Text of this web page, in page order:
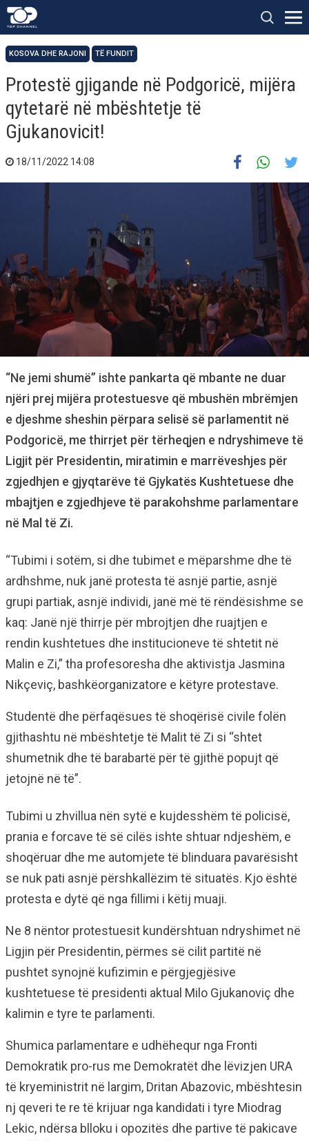
KOSOVA DHE RAJONI TË FUNDIT
Protestë gjigande në Podgoricë, mijëra
qytetarë në mbështetje të
Gjukanovicit!
18/11/2022 14:08
“Ne jemi shumë” ishte pankarta që mbante ne duar
njëri prej mijëra protestuesve që mbushën mbrëmjen
e djeshme sheshin përpara selisë së parlamentit në
Podgoricë, me thirrjet për tërheqjen e ndryshimeve të
Ligjit për Presidentin, miratimin e marrëveshjes për
zgjedhjen e gjyqtarëve të Gjykatës Kushtetuese dhe
mbajtjen e zgjedhjeve të parakohshme parlamentare
në Mal të Zi.
“Tubimi i sotëm, si dhe tubimet e mëparshme dhe të
ardhshme, nuk janë protesta të asnjë partie, asnjë
grupi partiak, asnjë individi, janë më të rëndësishme se
kaq: Janë një thirrje për mbrojtjen dhe ruajtjen e
rendin kushtetues dhe institucioneve të shtetit në
Malin e Zi,” tha profesoresha dhe aktivistja Jasmina
Nikçeviç, bashkëorganizatore e këtyre protestave.
Studentë dhe përfaqësues të shoqërisë civile folën
gjithashtu në mbështetje të Malit të Zi si “shtet
shumetnik dhe të barabartë për të gjithë popujt që
jetojnë në të”.
Tubimi u zhvillua nën sytë e kujdesshëm të policisë,
prania e forcave të së cilës ishte shtuar ndjeshëm, e
shoqëruar dhe me automjete të blinduara pavarësisht
se nuk pati asnjë përshkallëzim të situatës. Kjo është
protesta e dytë që nga fillimi i këtij muaji.
Ne 8 nëntor protestuesit kundërshtuan ndryshimet në
Ligjin për Presidentin, përmes së cilit partitë në
pushtet synojnë kufizimin e përgjegjësive
kushtetuese të presidenti aktual Milo Gjukanoviç dhe
kalimin e tyre te parlamenti.
Shumica parlamentare e udhëhequr nga Fronti
Demokratik pro-rus me Demokratët dhe lëvizjen URA
të kryeministrit në largim, Dritan Abazovic, mbështesin
nj qeveri te re të krijuar nga kandidati i tyre Miodrag
Lekic, ndërsa blloku i opozitës dhe partive të pakicave